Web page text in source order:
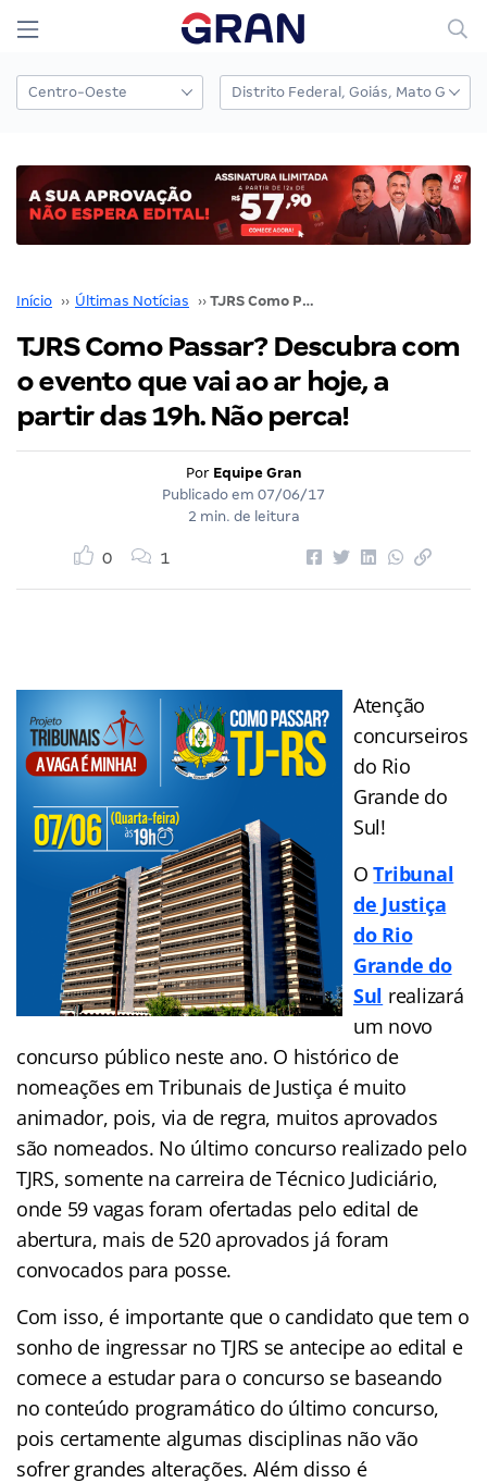
Início ›› Últimas Notícias ›› TJRS Como Passar? Descubra com o evento que vai ao ar hoje, a partir das 19h. Não perca!
TJRS Como Passar? Descubra com
o evento que vai ao ar hoje, a
partir das 19h. Não perca!
Por Equipe Gran
Publicado em 07/06/17
2 min. de leitura
0 1
Atenção
concurseiros
do Rio
Grande do
Sul!
OTribunal
de Justiça
do Rio
Grande do
Sul realizará
um novo
concurso público neste ano. O histórico de
nomeações em Tribunais de Justiça é muito
animador, pois, via de regra, muitos aprovados
são nomeados. No último concurso realizado pelo
TJRS, somente na carreira de Técnico Judiciário,
onde 59 vagas foram ofertadas pelo edital de
abertura, mais de 520 aprovados já foram
convocados para posse.
Com isso, é importante que o candidato que tem o
sonho de ingressar no TJRS se antecipe ao edital e
comece a estudar para o concurso se baseando
no conteúdo programático do último concurso,
pois certamente algumas disciplinas não vão
sofrer grandes alterações. Além disso é